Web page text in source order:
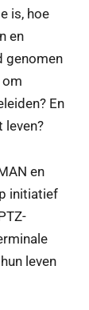
is, hoe
en
genomen
En
leven?
en
initiatief
leven